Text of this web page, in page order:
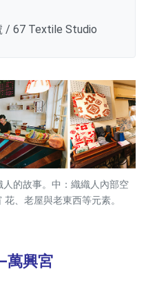
/ 67 Textile Studio
的故事。中：織織人內部空
、老屋與老東西等元素。
萬興宮